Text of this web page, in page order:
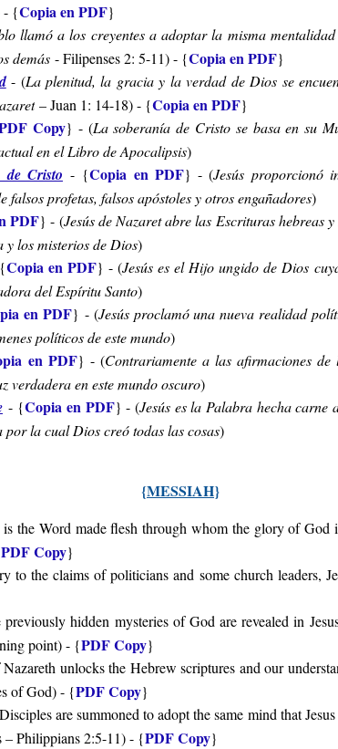
- {Copia en PDF}
llamó a los creyentes a adoptar la misma
demás - Filipenses 2: 5-11) - {Copia en PDF}
- (La plenitud, la gracia y la verdad de Dios se
– Juan 1: 14-18) - {Copia en PDF}
Copy} - (La soberanía de Cristo se basa en su
en el Libro de Apocalipsis)
de Cristo - {Copia en PDF} - (Jesús proporcionó
falsos profetas, falsos apóstoles y otros engañadores)
PDF} - (Jesús de Nazaret abre las Escrituras hebreas
y los misterios de Dios)
{Copia en PDF} - (Jesús es el Hijo ungido de Dios
del Espíritu Santo)
en PDF} - (Jesús proclamó una nueva realidad
políticos de este mundo)
en PDF} - (Contrariamente a las afirmaciones
verdadera en este mundo oscuro)
-{Copia en PDF} - (Jesús es la Palabra hecha
la cual Dios creó todas las cosas)
{MESSIAH}
is the Word made flesh through whom the glory of God
PDF Copy}
to the claims of politicians and some church leaders,
previously hidden mysteries of God are revealed in
point) - {PDF Copy}
Nazareth unlocks the Hebrew scriptures and our
of God) - {PDF Copy}
are summoned to adopt the same mind that
– Philippians 2:5-11) - {PDF Copy}